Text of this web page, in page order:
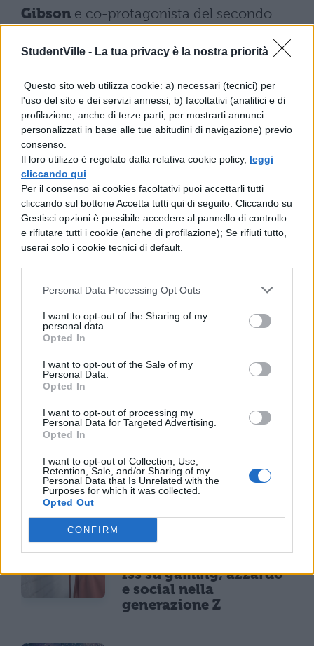
StudentVille - La tua privacy è la nostra priorità
Questo sito web utilizza cookie: a) necessari (tecnici) per
l'uso del sito e dei servizi annessi; b) facoltativi (analitici e di
profilazione, anche di terze parti, per mostrarti annunci
personalizzati in base alle tue abitudini di navigazione) previo
consenso.
Il loro utilizzo è regolato dalla relativa cookie policy, leggi
cliccando qui
Per il consenso ai cookies facoltativi puoi accettarli tutti
cliccando sul bottone Accetta tutti qui di seguito. Cliccando su
Gestisci opzioni è possibile accedere al pannello di controllo
e rifiutare tutti i cookie (anche di profilazione); Se rifiuti tutto,
userai solo i cookie tecnici di default.
Personal Data Processing Opt Outs
I want to opt-out of the Sharing of my
personal data.
Opted In
I want to opt-out of the Sale of my
Personal Data.
Opted In
I want to opt-out of processing my
Personal Data for Targeted Advertising.
Opted In
I want to opt-out of Collection, Use,
Retention, Sale, and/or Sharing of my
Personal Data that Is Unrelated with the
Purposes for which it was collected.
Opted Out
CONFIRM
Gibson e co-protagonista del secondo
", e il probabile
ma non ancora confermatoLucas Black
nel ruolo di Sean Boswell, protagonista del
terzo capitolo"Tokyo Drift", che proprio
nel finale del film fa conoscenza con la
leggenda Dom Toretto. Con loro il rapper
Ludacris,
bellissimaCharisma Carpenter(Cordelia
della serie Buffy/Angel).
Il film arriverà nelle sale cinematografiche l’
TI POTREBBE INTERESSARE
Francia vieta i social ai
minori di 15 anni dal 1°
funziona il controllo
dell'età
Oltre uno studente su
sei a rischio: l'allarme
Iss su gaming, azzardo
e social nella
generazione Z